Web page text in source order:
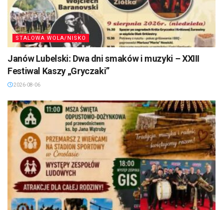
STALOWA WOLA/NISKO
Janów Lubelski: Dwa dni smaków i muzyki – XXIII
Festiwal Kaszy „Gryczaki”
2026-08-06